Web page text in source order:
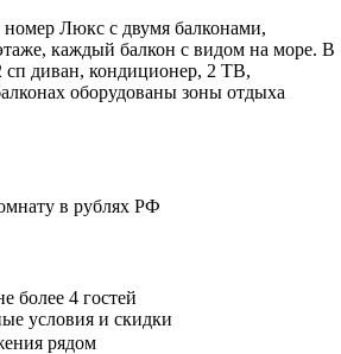
Люкс с двумя балконами,
каждый балкон с видом на море. В
сп диван, кондиционер, 2 ТВ,
оборудованы зоны отдыха
в рублях РФ
более 4 гостей
условия и скидки
рядом